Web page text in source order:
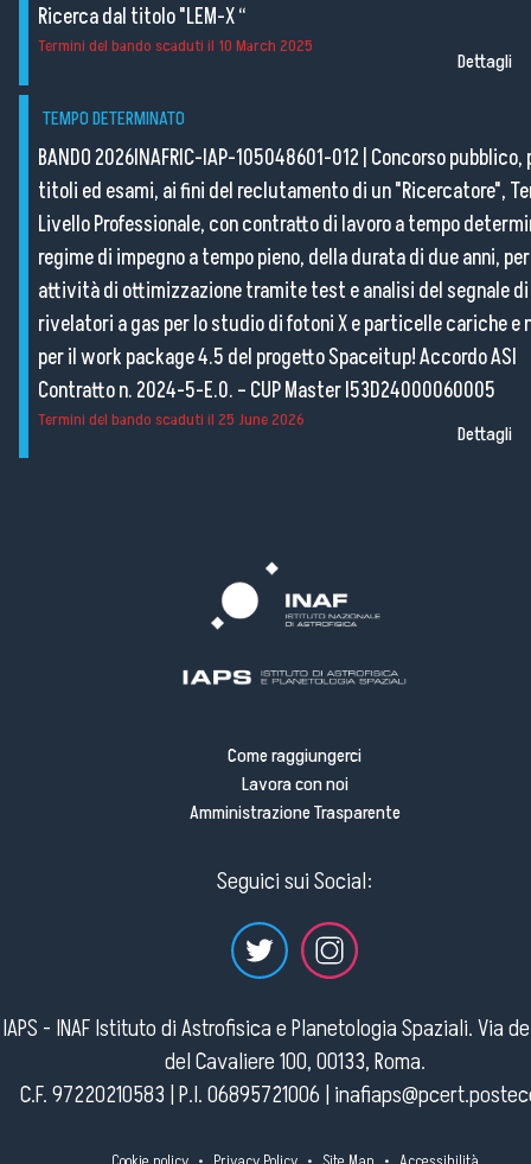
Ricerca dal titolo "LEM-X “
Termini del bando scaduti il 10 March 2025
Dettagli
TEMPO DETERMINATO
BANDO 2026INAFRIC-IAP-105048601-012 Concorso pubblico,
titoli ed esami, ai fini del reclutamento di un "Ricercatore",
Livello Professionale, con contratto di lavoro a tempo
regime di impegno a tempo pieno, della durata di due anni, per
attività di ottimizzazione tramite test e analisi del segnale di
rivelatori a gas per lo studio di fotoni X e particelle cariche e
per il work package 4.5 del progetto Spaceitup! Accordo ASI
Contratto n. 2024-5-E.0. – CUP Master I53D24000060005
Termini del bando scaduti il 25 June 2026
Dettagli
Come raggiungerci
Lavora con noi
Amministrazione Trasparente
Seguici sui Social:
IAPS - INAF Istituto di Astrofisica e Planetologia Spaziali. Via
del Cavaliere 100, 00133, Roma.
C.F. 97220210583 | P.I. 06895721006 |